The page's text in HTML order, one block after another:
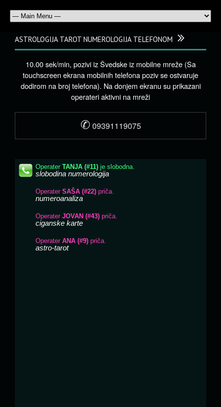
ASTROLOGIJA TAROT NUMEROLOGIJA TELEFONOM
10.00 sek/min, pozivi iz Švedske iz mobilne mreže (Sa
touchscreen ekrana mobilnih telefona poziv se ostvaruje
dodirom na broj telefona). Na donjem ekranu su prikazani
operateri aktivni na mreži
✆ 09391119075